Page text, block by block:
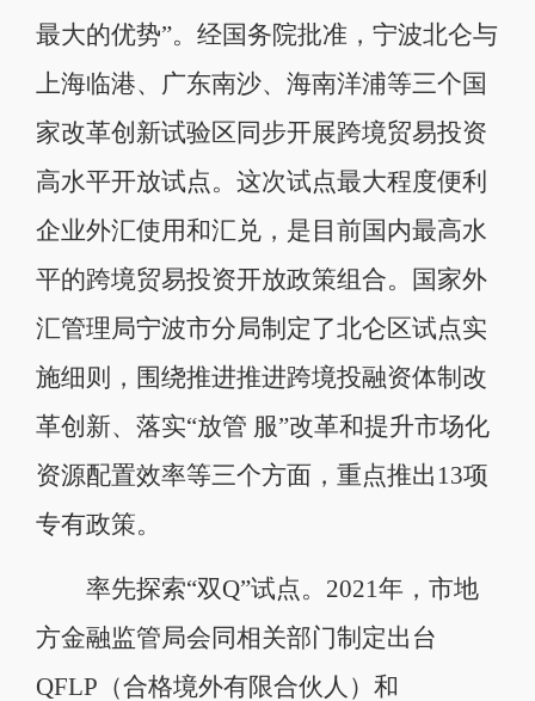
最大的优势”。经国务院批准，宁波北仑与
上海临港、广东南沙、海南洋浦等三个国
家改革创新试验区同步开展跨境贸易投资
高水平开放试点。这次试点最大程度便利
企业外汇使用和汇兑，是目前国内最高水
平的跨境贸易投资开放政策组合。国家外
汇管理局宁波市分局制定了北仑区试点实
施细则，围绕推进推进跨境投融资体制改
革创新、落实“放管 服”改革和提升市场化
资源配置效率等三个方面，重点推出13项
专有政策。
率先探索“双Q”试点。2021年，市地
方金融监管局会同相关部门制定出台
QFLP（合格境外有限合伙人）和